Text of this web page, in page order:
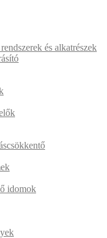
és alkatrészek
idomok